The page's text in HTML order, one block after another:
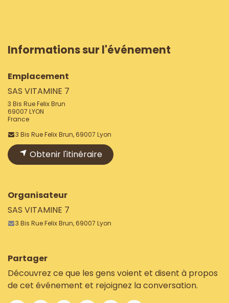
Informations sur l'événement
Emplacement
SAS VITAMINE 7
3 Bis Rue Felix Brun
69007 LYON
France
3 Bis Rue Felix Brun, 69007 Lyon
Obtenir l'itinéraire
Organisateur
SAS VITAMINE 7
3 Bis Rue Felix Brun, 69007 Lyon
Partager
Découvrez ce que les gens voient et disent à propos
de cet événement et rejoignez la conversation.